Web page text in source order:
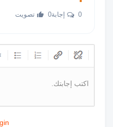
0 إجابة 0 تصويت
اكتب إجابتك.